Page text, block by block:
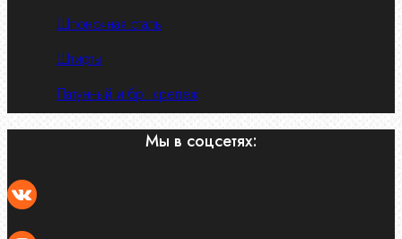
Шпоночная сталь
Штифты
Латунный и бр. крепеж
Мы в соцсетях: